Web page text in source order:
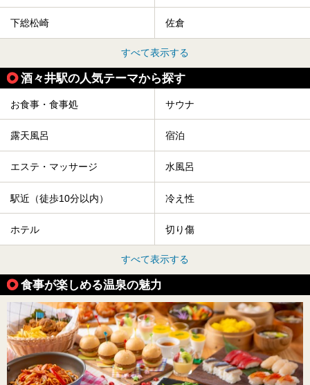
下総松崎 佐倉
すべて表示する
酒々井駅の人気テーマから探す
お食事・食事処 サウナ
露天風呂 宿泊
エステ・マッサージ 水風呂
駅近（徒歩10分以内） 冷え性
ホテル 切り傷
すべて表示する
食事が楽しめる温泉の魅力